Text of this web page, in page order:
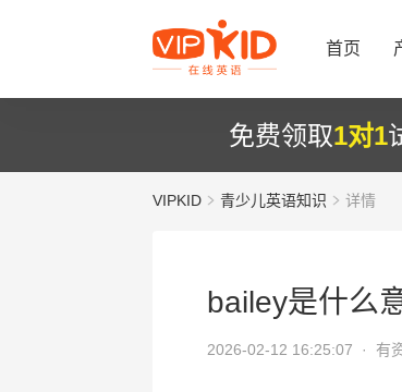
首页
免费领取1对1
VIPKID 青少儿英语知识 详情
bailey是什么
2026-02-12 16:25:07 · 有